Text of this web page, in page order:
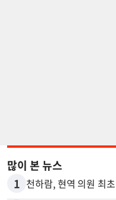
많이 본 뉴스
1